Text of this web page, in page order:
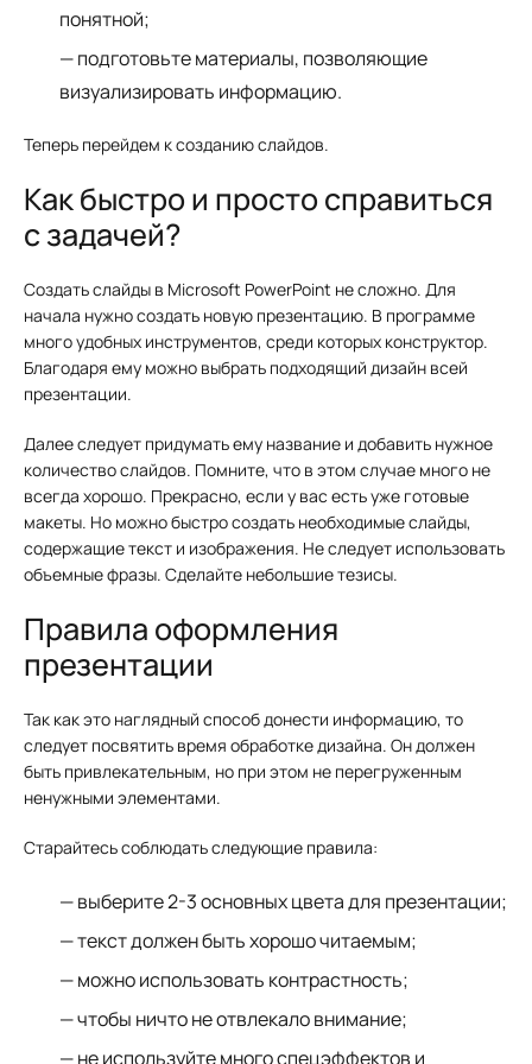
понятной;
подготовьте материалы, позволяющие
визуализировать информацию.
Теперь перейдем к созданию слайдов.
Как быстро и просто справиться
с задачей?
Создать слайды в Microsoft PowerPoint не сложно. Для
начала нужно создать новую презентацию. В программе
много удобных инструментов, среди которых конструктор.
Благодаря ему можно выбрать подходящий дизайн всей
презентации.
Далее следует придумать ему название и добавить нужное
количество слайдов. Помните, что в этом случае много не
всегда хорошо. Прекрасно, если у вас есть уже готовые
макеты. Но можно быстро создать необходимые слайды,
содержащие текст и изображения. Не следует использовать
объемные фразы. Сделайте небольшие тезисы.
Правила оформления
презентации
Так как это наглядный способ донести информацию, то
следует посвятить время обработке дизайна. Он должен
быть привлекательным, но при этом не перегруженным
ненужными элементами.
Старайтесь соблюдать следующие правила:
выберите 2-3 основных цвета для презентации;
текст должен быть хорошо читаемым;
можно использовать контрастность;
чтобы ничто не отвлекало внимание;
не используйте много спецэффектов и